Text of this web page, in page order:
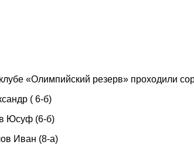
«Олимпийский резерв» проходили
( 6-б)
Юсуф (6-б)
Иван (8-а)